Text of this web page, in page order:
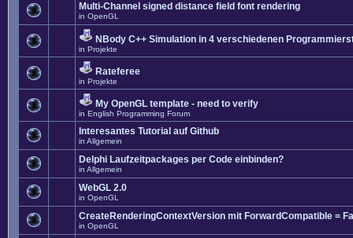
Multi-Channel signed distance field font rendering
in OpenGL
NBody C++ Simulation in 4 verschiedenen
in Projekte
Rateferee
in Projekte
My OpenGL template - need to verify
in English Programming Forum
Interesantes Tutorial auf Github
in Allgemein
Delphi Laufzeitpackages per Code einbinden?
in Allgemein
WebGL 2.0
in OpenGL
CreateRenderingContextVersion mit ForwardCompatible =
in OpenGL